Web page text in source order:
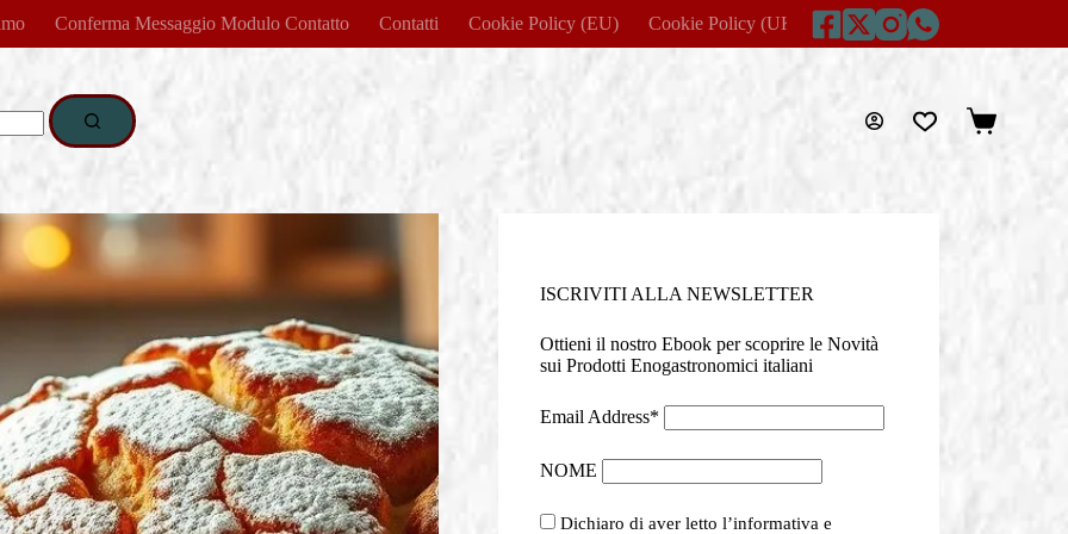
Conferma Messaggio Modulo Contatto Contatti Cookie Policy (EU) Cookie Policy (UK) Disclaimer
Carrello
ISCRIVITI ALLA NEWSLETTER
Ottieni il nostro Ebook per scoprire le Novità
sui Prodotti Enogastronomici italiani
Email Address*
NOME
Dichiaro di aver letto l’informativa e